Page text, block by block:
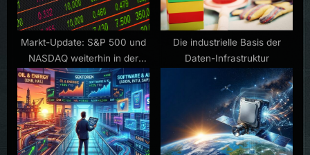
Markt-Update: S&P 500 und
NASDAQ weiterhin in der
Korrekturphase
Die industrielle Basis der
Daten-Infrastruktur